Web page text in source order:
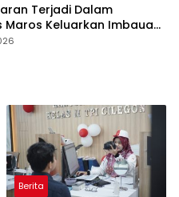
Terjadi Dalam
Maros Keluarkan Imbauan
Berita